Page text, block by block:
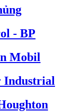
- BP
Mobil